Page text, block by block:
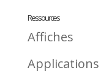
Ressources
Affiches
Applications